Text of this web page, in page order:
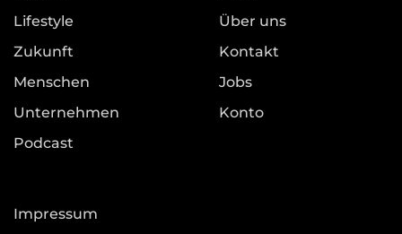
Lifestyle
Zukunft
Menschen
Unternehmen
Podcast
Über uns
Kontakt
Jobs
Konto
Impressum